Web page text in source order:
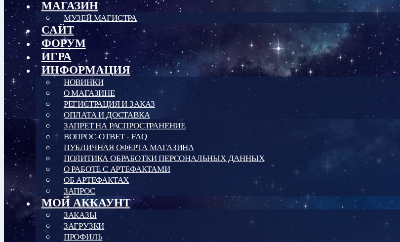
МАГАЗИН
МУЗЕЙ МАГИСТРА
САЙТ
ФОРУМ
ИГРА
ИНФОРМАЦИЯ
НОВИНКИ
О МАГАЗИНЕ
РЕГИСТРАЦИЯ И ЗАКАЗ
ОПЛАТА И ДОСТАВКА
ЗАПРЕТ НА РАСПРОСТРАНЕНИЕ
ВОПРОС-ОТВЕТ - FAQ
ПУБЛИЧНАЯ ОФЕРТА МАГАЗИНА
ПОЛИТИКА ОБРАБОТКИ ПЕРСОНАЛЬНЫХ ДАННЫХ
О РАБОТЕ С АРТЕФАКТАМИ
ОБ АРТЕФАКТАХ
ЗАПРОС
МОЙ АККАУНТ
ЗАКАЗЫ
ЗАГРУЗКИ
ПРОФИЛЬ